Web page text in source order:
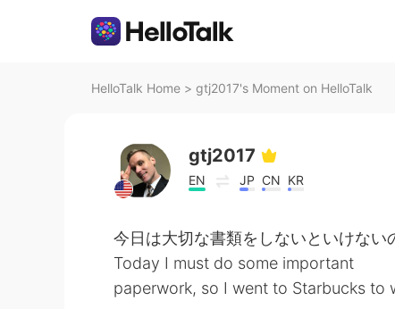
HelloTalk Home > gtj2017's Moment on HelloTalk
gtj2017
EN JP CN KR
今日は大切な書類をしないといけない
Today I must do some important
paperwork, so I went to Starbucks to